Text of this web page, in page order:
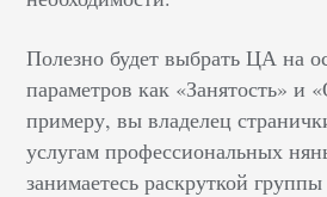
Полезно будет выбрать ЦА на
параметров как «Занятость» и
примеру, вы владелец
услугам профессиональных
занимаетесь раскруткой